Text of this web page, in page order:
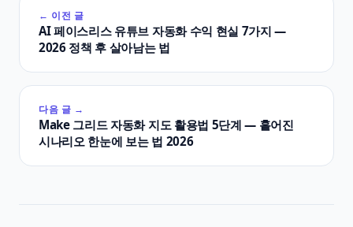
← 이전 글
AI 페이스리스 유튜브 자동화 수익 현실 7가지 —
2026 정책 후 살아남는 법
다음 글 →
Make 그리드 자동화 지도 활용법 5단계 — 흩어진
시나리오 한눈에 보는 법 2026